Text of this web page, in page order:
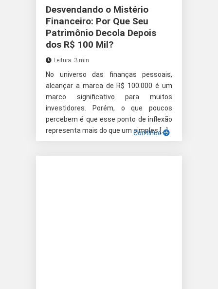
Desvendando o Mistério
Financeiro: Por Que Seu
Patrimônio Decola Depois
dos R$ 100 Mil?
Leitura: 3 min
No universo das finanças pessoais,
alcançar a marca de R$ 100.000 é um
marco significativo para muitos
investidores. Porém, o que poucos
percebem é que esse ponto de inflexão
representa mais do que um simples […]
Continue